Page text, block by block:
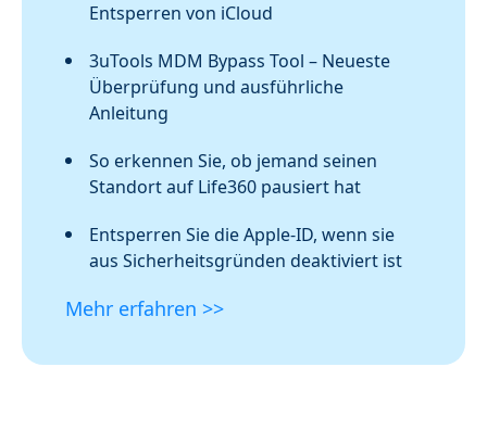
Entsperren von iCloud
3uTools MDM Bypass Tool – Neueste
Überprüfung und ausführliche
Anleitung
So erkennen Sie, ob jemand seinen
Standort auf Life360 pausiert hat
Entsperren Sie die Apple-ID, wenn sie
aus Sicherheitsgründen deaktiviert ist
Mehr erfahren >>